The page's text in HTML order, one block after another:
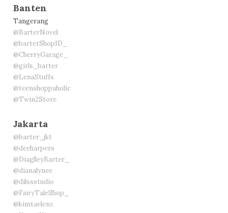
Banten
Tangerang
@BarterNovel
@barterShopID_
@CherryGarage_
@girls_barter
@LenaStuffs
@teenshoppaholic
@Twin2Store
Jakarta
@barter_jkt
@deeharpers
@DiaglleyBarter_
@dianalynee
@dilssstudio
@FairyTaleShop_
@kimtaelenz